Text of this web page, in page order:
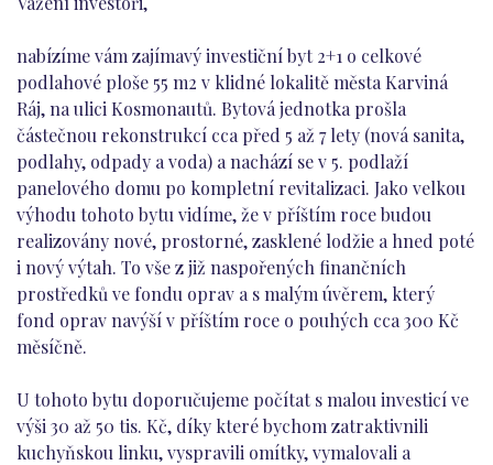
nabízíme vám zajímavý investiční byt 2+1 o celkové
podlahové ploše 55 m2 v klidné lokalitě města Karviná
Ráj, na ulici Kosmonautů. Bytová jednotka prošla
částečnou rekonstrukcí cca před 5 až 7 lety (nová sanita,
podlahy, odpady a voda) a nachází se v 5. podlaží
panelového domu po kompletní revitalizaci. Jako velkou
výhodu tohoto bytu vidíme, že v příštím roce budou
realizovány nové, prostorné, zasklené lodžie a hned poté
i nový výtah. To vše z již naspořených finančních
prostředků ve fondu oprav a s malým úvěrem, který
fond oprav navýší v příštím roce o pouhých cca 300 Kč
měsíčně.
U tohoto bytu doporučujeme počítat s malou investicí ve
výši 30 až 50 tis. Kč, díky které bychom zatraktivnili
kuchyňskou linku, vyspravili omítky, vymalovali a